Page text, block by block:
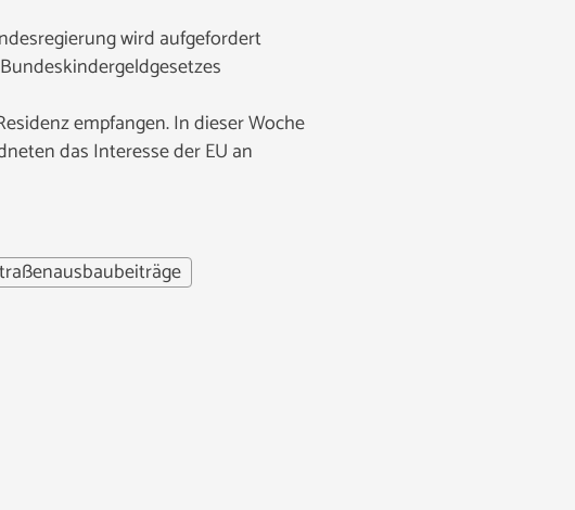
wird aufgefordert
empfangen. In dieser Woche
das Interesse der EU an